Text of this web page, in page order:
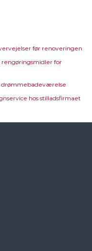
før renoveringen
for
drømmebadeværelse
hos stilladsfirmaet